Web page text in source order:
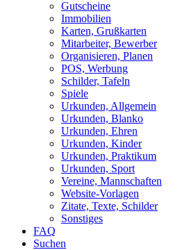
Gutscheine
Immobilien
Karten, Grußkarten
Mitarbeiter, Bewerber
Organisieren, Planen
POS, Werbung
Schilder, Tafeln
Spiele
Urkunden, Allgemein
Urkunden, Blanko
Urkunden, Ehren
Urkunden, Kinder
Urkunden, Praktikum
Urkunden, Sport
Vereine, Mannschaften
Website-Vorlagen
Zitate, Texte, Schilder
Sonstiges
FAQ
Suchen